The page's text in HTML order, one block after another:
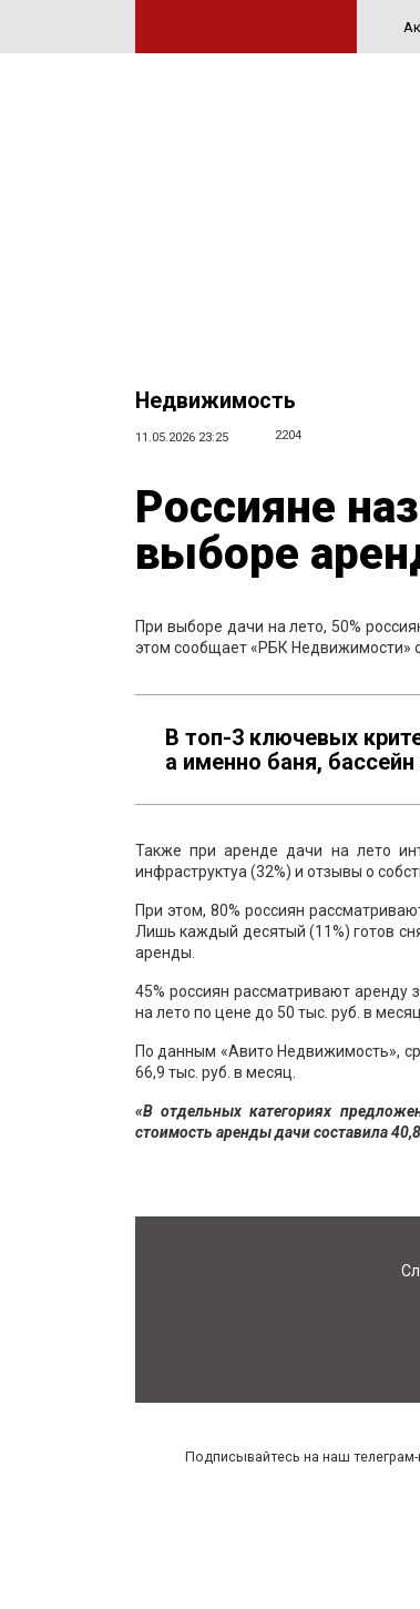
Недвижимость
11.05.2026 23:25 2204
Россияне
выборе
При выборе дачи на лето, 50%
этом сообщает «РБК Недвижимости»
В топ-3 ключевых
а именно баня,
Также при аренде дачи на лето
инфраструктуа (32%) и отзывы о
При этом, 80% россиян
Лишь каждый десятый (11%) готов
аренды.
45% россиян рассматривают аренду
на лето по цене до 50 тыс. руб. в
По данным «Авито Недвижимость»,
66,9 тыс. руб. в месяц.
«В отдельных категориях
стоимость аренды дачи составила
Подписывайтесь на наш телеграм-